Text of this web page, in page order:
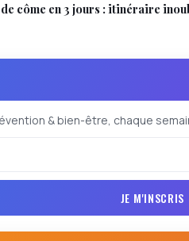
côme en 3 jours : itinéraire
& bien-être, chaque
JE M'INSCRIS